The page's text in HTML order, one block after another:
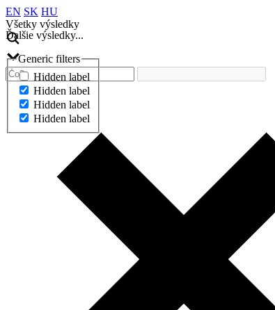
EN SK HU
Všetky výsledky
Ďalšie výsledky...
Generic filters
Hidden label
Hidden label
Hidden label
Hidden label
Ďalšie výsledky...